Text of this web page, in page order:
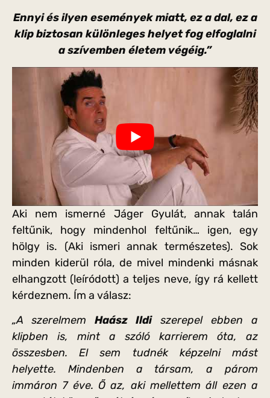
Ennyi és ilyen események miatt, ez a dal, ez a
klip biztosan különleges helyet fog elfoglalni
a szívemben életem végéig.”
Aki nem ismerné Jáger Gyulát, annak talán
feltűnik, hogy mindenhol feltűnik… igen, egy
hölgy is. (Aki ismeri annak természetes). Sok
minden kiderül róla, de mivel mindenki másnak
elhangzott (leíródott) a teljes neve, így rá kellett
kérdeznem. Ím a válasz:
„A szerelmem Haász Ildiszerepel ebben a
klipben is, mint a szóló karrierem óta, az
összesben. El sem tudnék képzelni mást
helyette. Mindenben a társam, a párom
immáron 7 éve. Ő az, aki mellettem áll ezen a